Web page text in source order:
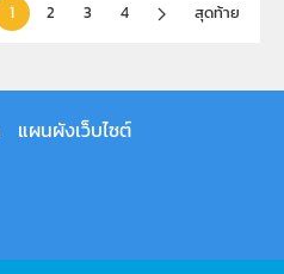
1 2 3 4 สุดท้าย
แผนผังเว็บไซต์